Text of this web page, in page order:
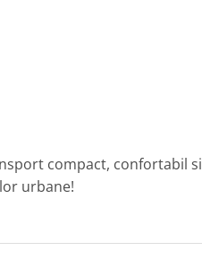
compact, confortabil si
urbane!